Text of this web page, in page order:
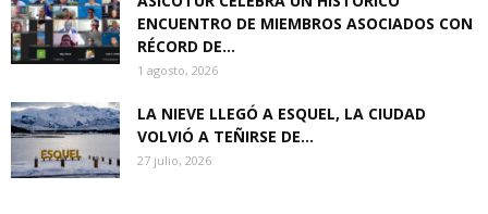
ENCUENTRO DE MIEMBROS ASOCIADOS CON
RÉCORD DE...
1 agosto, 2026
LA NIEVE LLEGÓ A ESQUEL, LA CIUDAD
VOLVIÓ A TEÑIRSE DE...
27 julio, 2026